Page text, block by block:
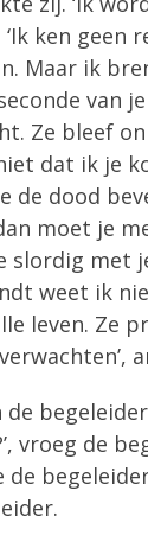
ken geen
Maar ik
van
Ze bleef
dat ik je
de dood
moet je
slordig met
weet ik
leven. Ze
vroeg de